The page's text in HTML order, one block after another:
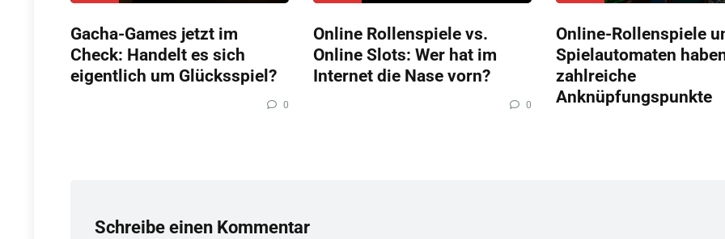
Gacha-Games jetzt im
Check: Handelt es sich
eigentlich um Glücksspiel?
0
Online Rollenspiele vs.
Online Slots: Wer hat im
Internet die Nase vorn?
0
Online-Rollenspiele
Spielautomaten
zahlreiche
Anknüpfungspunkte
Schreibe einen Kommentar